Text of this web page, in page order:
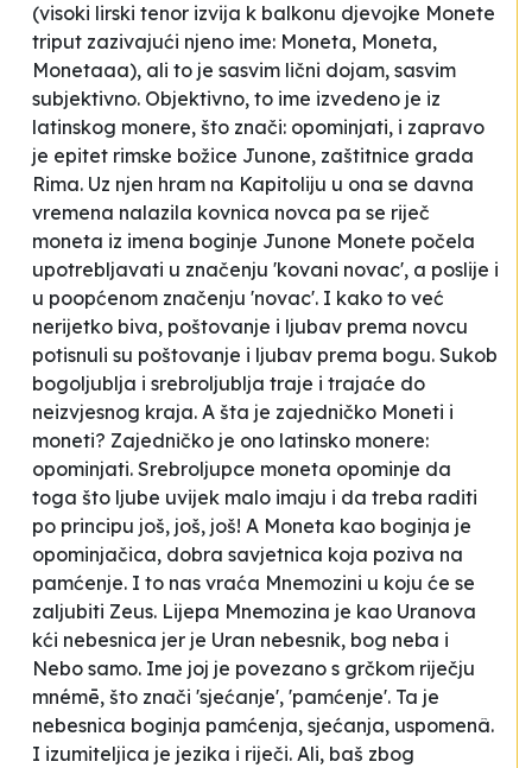
(visoki lirski tenor izvija k balkonu djevojke Monete
triput zazivajući njeno ime: Moneta, Moneta,
Monetaaa), ali to je sasvim lični dojam, sasvim
subjektivno. Objektivno, to ime izvedeno je iz
latinskog monere, što znači: opominjati, i zapravo
je epitet rimske božice Junone, zaštitnice grada
Rima. Uz njen hram na Kapitoliju u ona se davna
vremena nalazila kovnica novca pa se riječ
moneta iz imena boginje Junone Monete počela
upotrebljavati u značenju 'kovani novac', a poslije i
u poopćenom značenju 'novac'. I kako to već
nerijetko biva, poštovanje i ljubav prema novcu
potisnuli su poštovanje i ljubav prema bogu. Sukob
bogoljublja i srebroljublja traje i trajaće do
neizvjesnog kraja. A šta je zajedničko Moneti i
moneti? Zajedničko je ono latinsko monere:
opominjati. Srebroljupce moneta opominje da
toga što ljube uvijek malo imaju i da treba raditi
po principu još, još, još! A Moneta kao boginja je
opominjačica, dobra savjetnica koja poziva na
pamćenje. I to nas vraća Mnemozini u koju će se
zaljubiti Zeus. Lijepa Mnemozina je kao Uranova
kći nebesnica jer je Uran nebesnik, bog neba i
Nebo samo. Ime joj je povezano s grčkom riječju
mnémē, što znači 'sjećanje', 'pamćenje'. Ta je
nebesnica boginja pamćenja, sjećanja, uspomenâ.
I izumiteljica je jezika i riječi. Ali, baš zbog